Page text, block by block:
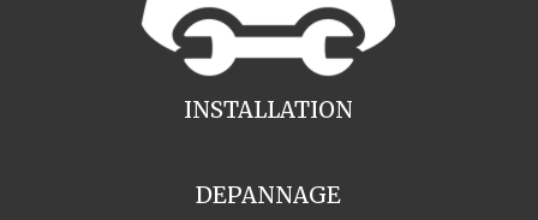
INSTALLATION
DEPANNAGE